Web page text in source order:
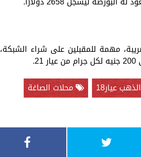
الذهب عيار 21 بالمصنعية والضريبة، مهمة للمقبلين على شراء الشبكة،
عيار18
محلات الصاغة